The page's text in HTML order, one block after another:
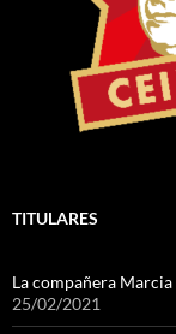
TITULARES
La compañera
25/02/2021